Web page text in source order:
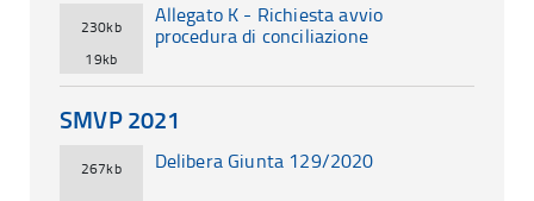
230kb
19kb
Allegato K - Richiesta avvio
procedura di conciliazione
SMVP 2021
267kb Delibera Giunta 129/2020